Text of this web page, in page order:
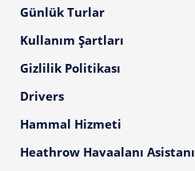
Günlük Turlar
Kullanım Şartları
Gizlilik Politikası
Drivers
Hammal Hizmeti
Heathrow Havaalanı Asistanı